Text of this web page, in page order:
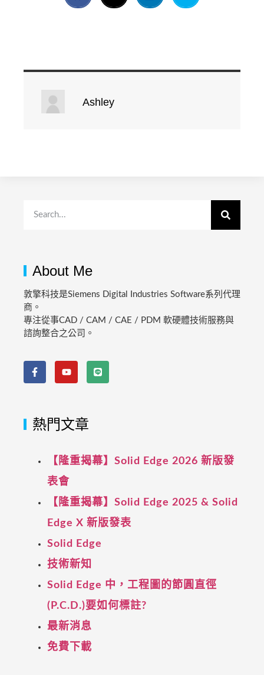
Ashley
About Me
敦擎科技是Siemens Digital Industries Software系列代理
商。
專注從事CAD / CAM / CAE / PDM 軟硬體技術服務與
諮詢整合之公司。
熱門文章
【隆重揭幕】Solid Edge 2026 新版發
表會
【隆重揭幕】Solid Edge 2025 & Solid
Edge X 新版發表
Solid Edge
技術新知
Solid Edge 中，工程圖的節圓直徑
(P.C.D.)要如何標註?
最新消息
免費下載